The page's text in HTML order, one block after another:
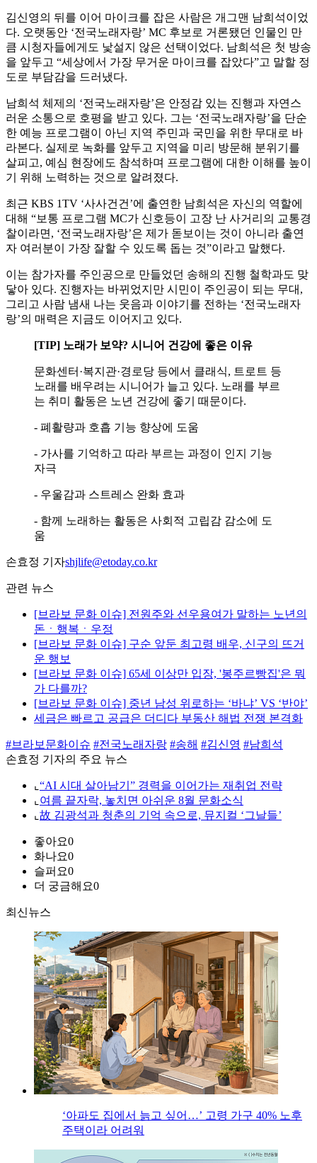
김신영의 뒤를 이어 마이크를 잡은 사람은 개그맨 남희석이었
다. 오랫동안 ‘전국노래자랑’ MC 후보로 거론됐던 인물인 만
큼 시청자들에게도 낯설지 않은 선택이었다. 남희석은 첫 방송
을 앞두고 “세상에서 가장 무거운 마이크를 잡았다”고 말할 정
도로 부담감을 드러냈다.
남희석 체제의 ‘전국노래자랑’은 안정감 있는 진행과 자연스
러운 소통으로 호평을 받고 있다. 그는 ‘전국노래자랑’을 단순
한 예능 프로그램이 아닌 지역 주민과 국민을 위한 무대로 바
라본다. 실제로 녹화를 앞두고 지역을 미리 방문해 분위기를
살피고, 예심 현장에도 참석하며 프로그램에 대한 이해를 높이
기 위해 노력하는 것으로 알려졌다.
최근 KBS 1TV ‘사사건건’에 출연한 남희석은 자신의 역할에
대해 “보통 프로그램 MC가 신호등이 고장 난 사거리의 교통경
찰이라면, ‘전국노래자랑’은 제가 돋보이는 것이 아니라 출연
자 여러분이 가장 잘할 수 있도록 돕는 것”이라고 말했다.
이는 참가자를 주인공으로 만들었던 송해의 진행 철학과도 맞
닿아 있다. 진행자는 바뀌었지만 시민이 주인공이 되는 무대,
그리고 사람 냄새 나는 웃음과 이야기를 전하는 ‘전국노래자
랑’의 매력은 지금도 이어지고 있다.
[TIP] 노래가 보약? 시니어 건강에 좋은 이유
문화센터·복지관·경로당 등에서 클래식, 트로트 등
노래를 배우려는 시니어가 늘고 있다. 노래를 부르
는 취미 활동은 노년 건강에 좋기 때문이다.
- 폐활량과 호흡 기능 향상에 도움
- 가사를 기억하고 따라 부르는 과정이 인지 기능
자극
- 우울감과 스트레스 완화 효과
- 함께 노래하는 활동은 사회적 고립감 감소에 도
움
손효정 기자shjlife@etoday.co.kr
관련 뉴스
[브라보 문화 이슈] 전원주와 선우용여가 말하는 노년의
돈ㆍ행복ㆍ우정
[브라보 문화 이슈] 구순 앞둔 최고령 배우, 신구의 뜨거
운 행보
[브라보 문화 이슈] 65세 이상만 입장, '봉주르빵집'은 뭐
가 다를까?
[브라보 문화 이슈] 중년 남성 위로하는 ‘바냐’ VS ‘반야’
세금은 빠르고 공급은 더디다 부동산 해법 전쟁 본격화
#브라보문화이슈 #전국노래자랑 #송해 #김신영 #남희석
손효정 기자의 주요 뉴스
⌞ “AI 시대 살아남기” 경력을 이어가는 재취업 전략
⌞ 여름 끝자락, 놓치면 아쉬운 8월 문화소식
⌞ 故 김광석과 청춘의 기억 속으로, 뮤지컬 ‘그날들’
좋아요0
화나요0
슬퍼요0
더 궁금해요0
최신뉴스
‘아파도 집에서 늙고 싶어…’ 고령 가구 40% 노후
주택이라 어려워